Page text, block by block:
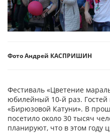
Фото Андрей КАСПРИШИН
Фестиваль «Цветение
юбилейный 10-й раз. Гостей
«Бирюзовой Катуни». В
посетило около 30 тысяч
планируют, что в этом году